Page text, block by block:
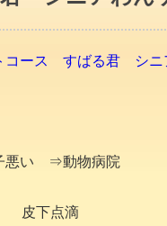
コース すばる君 シ
悪い ⇒動物病院
皮下点滴